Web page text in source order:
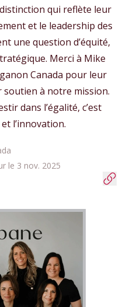
qui reflète leur
et le leadership des
une question d’équité,
Merci à Mike
Canada pour leur
à notre mission.
dans l’égalité, c’est
l’innovation.
le 3 nov. 2025